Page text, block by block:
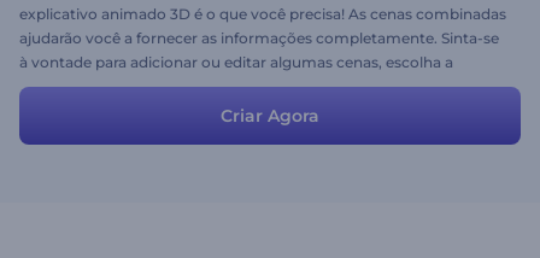
explicativo animado 3D é o que você precisa! As cenas combinadas
ajudarão você a fornecer as informações completamente. Sinta-se
à vontade para adicionar ou editar algumas cenas, escolha a
música desejada e compartilhe seu vídeo exclusivo. Compartilhar é
Criar Agora